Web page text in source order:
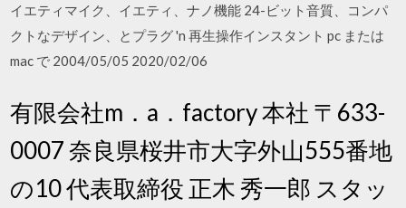
イエティマイク、イエティ、ナノ機能 24-ビット音質、コンパ
クトなデザイン、とプラグ 'n 再生操作インスタント pc または
mac で 2004/05/05 2020/02/06
有限会社m．a．factory 本社 〒633-
0007 奈良県桜井市大字外山555番地
の10 代表取締役 正木 秀一郎 スタッ